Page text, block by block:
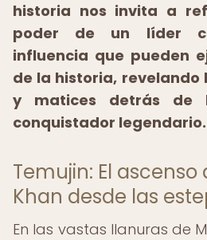
historia nos invita a
poder de un líder
influencia que pueden
de la historia, revelando
y matices detrás de
conquistador legendario.
Temujin: El ascenso
Khan desde las
En las vastas llanuras de